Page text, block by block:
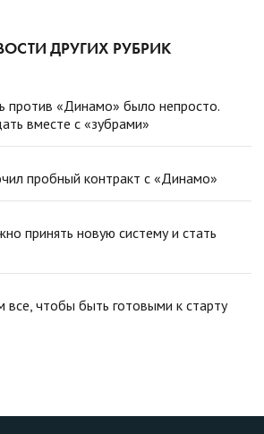
ДРУГИХ РУБРИК
против «Динамо» было непросто.
вместе с «зубрами»
пробный контракт с «Динамо»
принять новую систему и стать
все, чтобы быть готовыми к старту